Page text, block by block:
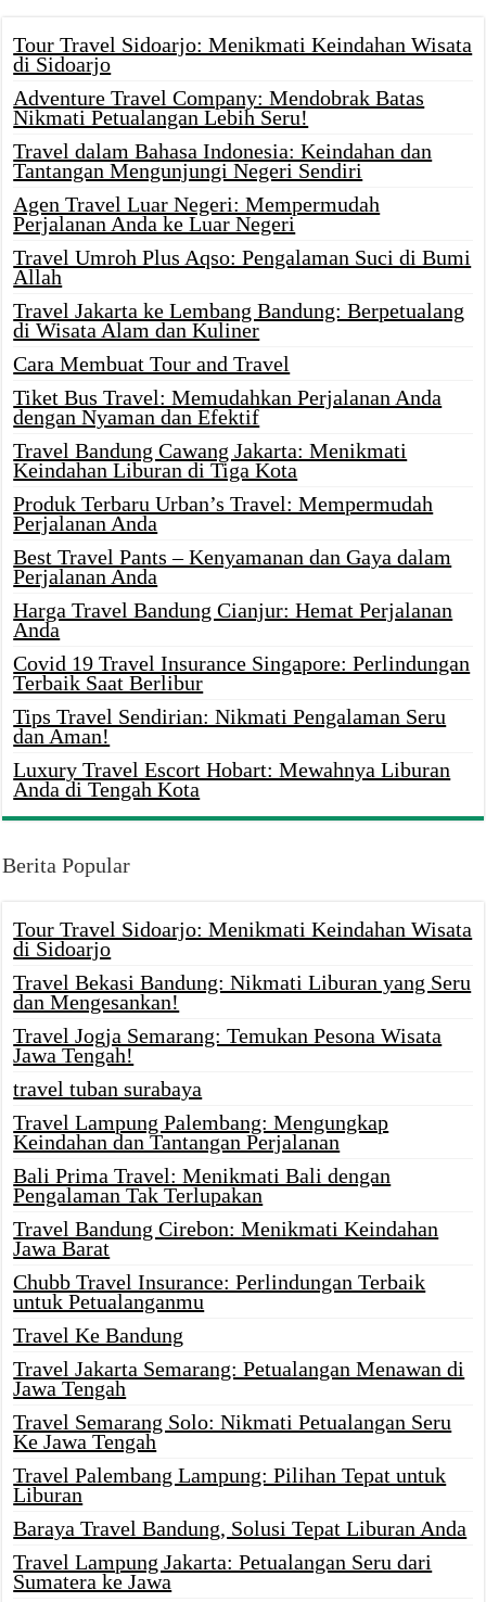
Tour Travel Sidoarjo: Menikmati Keindahan Wisata
di Sidoarjo
Adventure Travel Company: Mendobrak Batas
Nikmati Petualangan Lebih Seru!
Travel dalam Bahasa Indonesia: Keindahan dan
Tantangan Mengunjungi Negeri Sendiri
Agen Travel Luar Negeri: Mempermudah
Perjalanan Anda ke Luar Negeri
Travel Umroh Plus Aqso: Pengalaman Suci di Bumi
Allah
Travel Jakarta ke Lembang Bandung: Berpetualang
di Wisata Alam dan Kuliner
Cara Membuat Tour and Travel
Tiket Bus Travel: Memudahkan Perjalanan Anda
dengan Nyaman dan Efektif
Travel Bandung Cawang Jakarta: Menikmati
Keindahan Liburan di Tiga Kota
Produk Terbaru Urban’s Travel: Mempermudah
Perjalanan Anda
Best Travel Pants – Kenyamanan dan Gaya dalam
Perjalanan Anda
Harga Travel Bandung Cianjur: Hemat Perjalanan
Anda
Covid 19 Travel Insurance Singapore: Perlindungan
Terbaik Saat Berlibur
Tips Travel Sendirian: Nikmati Pengalaman Seru
dan Aman!
Luxury Travel Escort Hobart: Mewahnya Liburan
Anda di Tengah Kota
Berita Popular
Tour Travel Sidoarjo: Menikmati Keindahan Wisata
di Sidoarjo
Travel Bekasi Bandung: Nikmati Liburan yang Seru
dan Mengesankan!
Travel Jogja Semarang: Temukan Pesona Wisata
Jawa Tengah!
travel tuban surabaya
Travel Lampung Palembang: Mengungkap
Keindahan dan Tantangan Perjalanan
Bali Prima Travel: Menikmati Bali dengan
Pengalaman Tak Terlupakan
Travel Bandung Cirebon: Menikmati Keindahan
Jawa Barat
Chubb Travel Insurance: Perlindungan Terbaik
untuk Petualanganmu
Travel Ke Bandung
Travel Jakarta Semarang: Petualangan Menawan di
Jawa Tengah
Travel Semarang Solo: Nikmati Petualangan Seru
Ke Jawa Tengah
Travel Palembang Lampung: Pilihan Tepat untuk
Liburan
Baraya Travel Bandung, Solusi Tepat Liburan Anda
Travel Lampung Jakarta: Petualangan Seru dari
Sumatera ke Jawa